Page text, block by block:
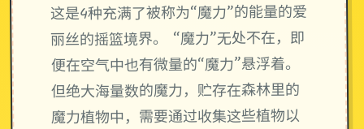
这是4种充满了被称为“魔力”的能量的爱
丽丝的摇篮境界。 “魔力”无处不在，即
便在空气中也有微量的“魔力”悬浮着。
但绝大海量数的魔力，贮存在森林里的
魔力植物中，需要通过收集这些植物以